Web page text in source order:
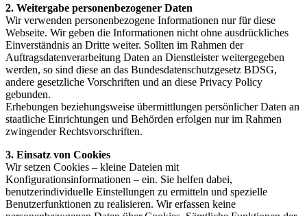
2. Weitergabe personenbezogener Daten
Wir verwenden personenbezogene Informationen nur für diese
Webseite. Wir geben die Informationen nicht ohne ausdrückliches
Einverständnis an Dritte weiter. Sollten im Rahmen der
Auftragsdatenverarbeitung Daten an Dienstleister weitergegeben
werden, so sind diese an das Bundesdatenschutzgesetz BDSG,
andere gesetzliche Vorschriften und an diese Privacy Policy
gebunden.
Erhebungen beziehungsweise übermittlungen persönlicher Daten an
staatliche Einrichtungen und Behörden erfolgen nur im Rahmen
zwingender Rechtsvorschriften.
3. Einsatz von Cookies
Wir setzen Cookies – kleine Dateien mit
Konfigurationsinformationen – ein. Sie helfen dabei,
benutzerindividuelle Einstellungen zu ermitteln und spezielle
Benutzerfunktionen zu realisieren. Wir erfassen keine